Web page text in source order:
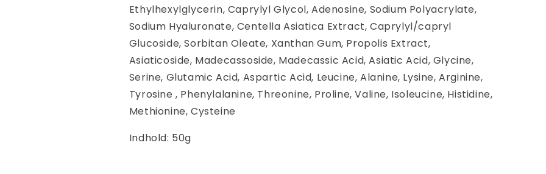
Ethylhexylglycerin, Caprylyl Glycol, Adenosine, Sodium Polyacrylate,
Sodium Hyaluronate, Centella Asiatica Extract, Caprylyl/capryl
Glucoside, Sorbitan Oleate, Xanthan Gum, Propolis Extract,
Asiaticoside, Madecassoside, Madecassic Acid, Asiatic Acid, Glycine,
Serine, Glutamic Acid, Aspartic Acid, Leucine, Alanine, Lysine, Arginine,
Tyrosine , Phenylalanine, Threonine, Proline, Valine, Isoleucine, Histidine,
Methionine, Cysteine
Indhold: 50g